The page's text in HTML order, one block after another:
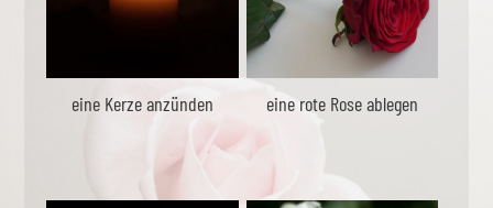
eine Kerze anzünden eine rote Rose ablegen